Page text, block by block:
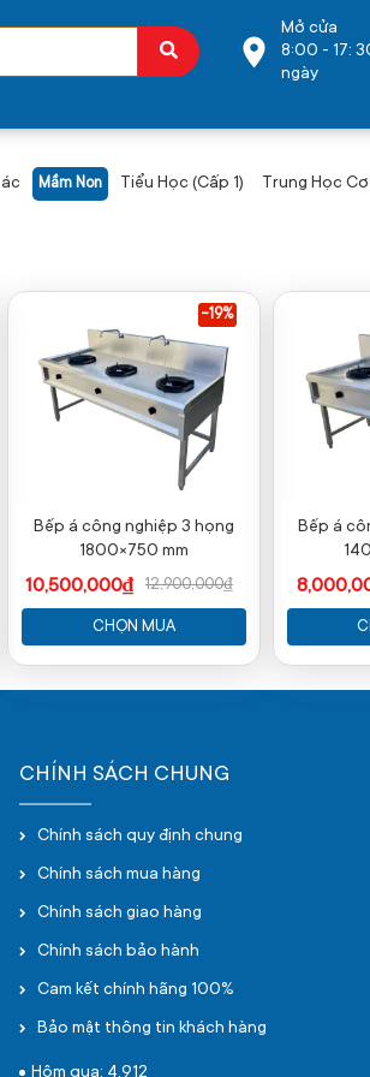
Mở cửa
8:00 - 17:
ngày
Mầm Non Tiểu Học (Cấp 1) Trung Học
Bếp á công nghiệp 3 họng
1800×750 mm
10,500,000₫ 12,900,000₫
-19%
CHỌN MUA
Bếp á
CHÍNH SÁCH CHUNG
Chính sách quy định chung
Chính sách mua hàng
Chính sách giao hàng
Chính sách bảo hành
Cam kết chính hãng 100%
Bảo mật thông tin khách hàng